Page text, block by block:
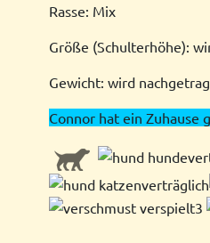
Rasse: Mix
Größe (Schulterhöhe):
Gewicht: wird
Connor hat ein Zuhause